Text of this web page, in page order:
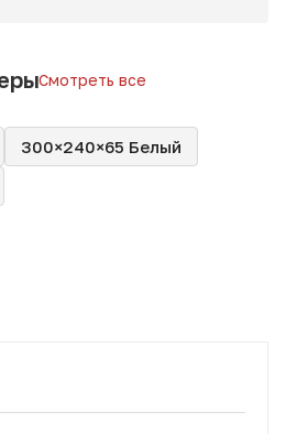
Смотреть все
300×240×65 Белый